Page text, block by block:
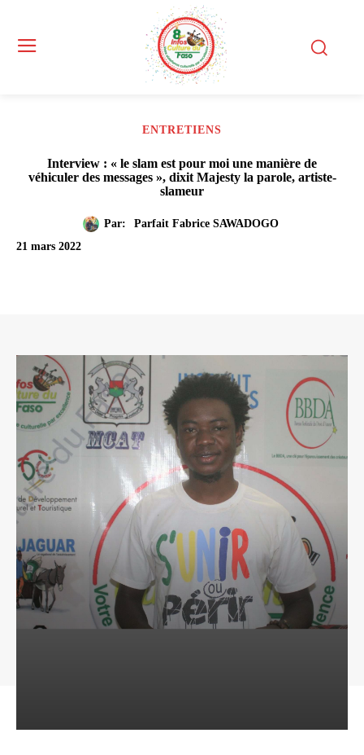
ENTRETIENS
Interview : « le slam est pour moi une manière de
véhiculer des messages », dixit Majesty la parole, artiste-
slameur
Par:
Parfait Fabrice SAWADOGO
21 mars 2022